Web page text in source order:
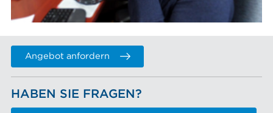
Angebot anfordern
HABEN SIE FRAGEN?